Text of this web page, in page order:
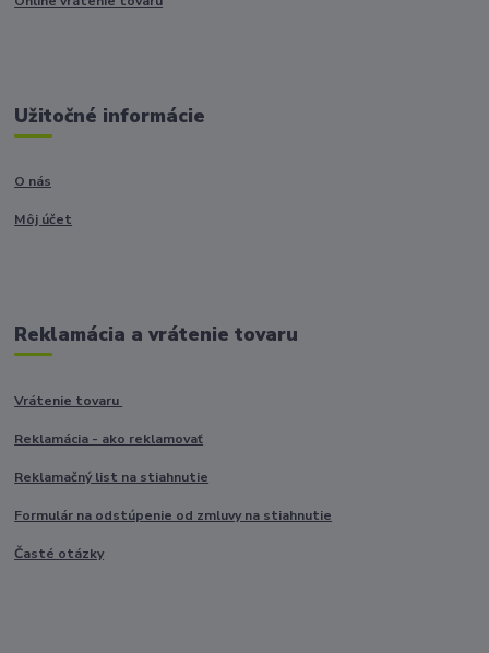
Užitočné informácie
O nás
Môj účet
Reklamácia a vrátenie tovaru
Vrátenie tovaru
Reklamácia - ako reklamovať
Reklamačný list na stiahnutie
Formulár na odstúpenie od zmluvy na stiahnutie
Časté otázky